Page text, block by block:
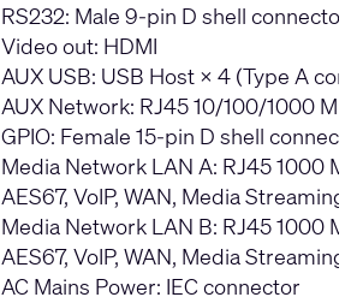
RS232: Male 9-pin D shell connector
Video out: HDMI
AUX USB: USB Host × 4 (Type A
AUX Network: RJ45 10/100/1000
GPIO: Female 15-pin D shell
Media Network LAN A: RJ45 1000
AES67, VoIP, WAN, Media Streaming,
Media Network LAN B: RJ45 1000
AES67, VoIP, WAN, Media Streaming,
AC Mains Power: IEC connector